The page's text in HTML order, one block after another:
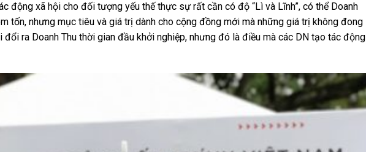
động xã hội cho đối tượng yếu thế thực sự rất cần có độ “Lì và Lĩnh”, có thể Doanh
tốn, nhưng mục tiêu và giá trị dành cho cộng đồng mới mà những giá trị không đong
ra Doanh Thu thời gian đầu khởi nghiệp, nhưng đó là điều mà các DN tạo tác động